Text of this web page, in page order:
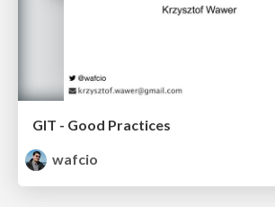
GIT - Good Practices
wafcio